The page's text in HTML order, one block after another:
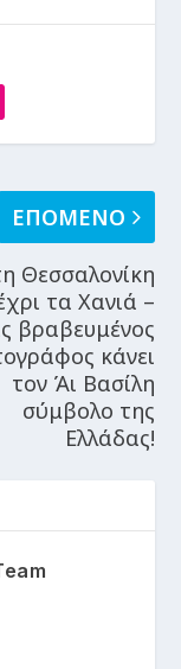
ΕΠΟΜΕΝΟ
Θεσσαλονίκη
τα Χανιά –
βραβευμένος
κάνει
τον Άι Βασίλη
σύμβολο της
Ελλάδας!